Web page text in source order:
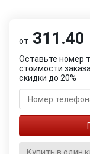
от 311.40
Оставьте номер
стоимости
скидки до 20%